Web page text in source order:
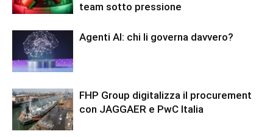
team sotto pressione
Agenti AI: chi li governa davvero?
FHP Group digitalizza il procurement
con JAGGAER e PwC Italia